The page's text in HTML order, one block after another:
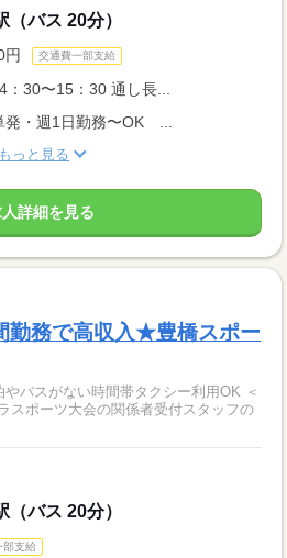
バス 20分）
円 交通費一部支給
30〜15：30 通し長...
発・週1日勤務〜OK ...
もっと見る
詳細を見る
務で高収入★豊橋スポー
バスがない時間帯タクシー利用OK ＜
スポーツ大会の関係者受付スタッフの
バス 20分）
部支給